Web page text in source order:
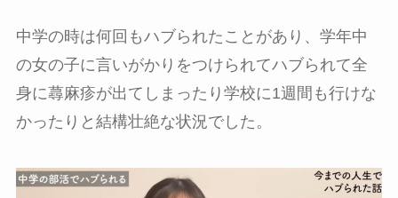
中学の時は何回もハブられたことがあり、学年中
の女の子に言いがかりをつけられてハブられて全
身に蕁麻疹が出てしまったり学校に1週間も行けな
かったりと結構壮絶な状況でした。